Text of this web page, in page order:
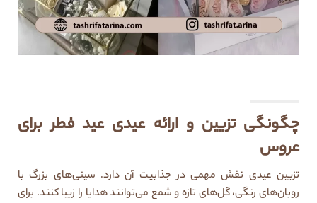
چگونگی تزیین و ارائه عیدی عید فطر برای
عروس
تزیین عیدی نقش مهمی در جذابیت آن دارد. سینی‌های بزرگ با
روبان‌های رنگی، گل‌های تازه و شمع می‌توانند هدایا را زیبا کنند. برای